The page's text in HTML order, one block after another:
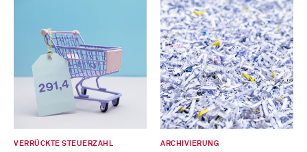
VERRÜCKTE STEUERZAHL ARCHIVIERUNG